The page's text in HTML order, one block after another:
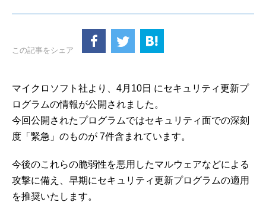
この記事をシェア
マイクロソフト社より、4月10日 にセキュリティ更新プ
ログラムの情報が公開されました。
今回公開されたプログラムではセキュリティ面での深刻
度「緊急」のものが 7件含まれています。
今後のこれらの脆弱性を悪用したマルウェアなどによる
攻撃に備え、早期にセキュリティ更新プログラムの適用
を推奨いたします。